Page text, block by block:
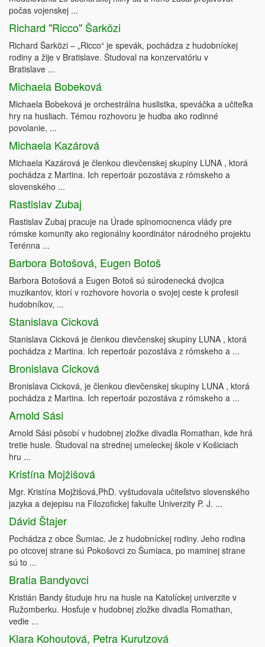
počas vojenskej ...
Richard "Ricco" Šarközi
Richard Šarközi – „Ricco“ je spevák, pochádza z hudobníckej
rodiny a žije v Bratislave. Študoval na konzervatóriu v
Bratislave ...
Michaela Bobeková
Michaela Bobeková je orchestrálna huslistka, speváčka a učiteľka
hry na husliach. Témou rozhovoru je hudba ako rodinné
povolanie, ...
Michaela Kazárová
Michaela Kazárová je členkou dievčenskej skupiny LUNA , ktorá
pochádza z Martina. Ich repertoár pozostáva z rómskeho a
slovenského ...
Rastislav Zubaj
Rastislav Zubaj pracuje na Úrade splnomocnenca vlády pre
rómske komunity ako regionálny koordinátor národného projektu
Terénna ...
Barbora Botošová, Eugen Botoš
Barbora Botošová a Eugen Botoš sú súrodenecká dvojica
muzikantov, ktorí v rozhovore hovoria o svojej ceste k profesii
hudobníkov, ...
Stanislava Cicková
Stanislava Cicková je členkou dievčenskej skupiny LUNA , ktorá
pochádza z Martina. Ich repertoár pozostáva z rómskeho a ...
Bronislava Cicková
Bronislava Cicková, je členkou dievčenskej skupiny LUNA , ktorá
pochádza z Martina. Ich repertoár pozostáva z rómskeho a ...
Arnold Sási
Arnold Sási pôsobí v hudobnej zložke divadla Romathan, kde hrá
tretie husle. Študoval na strednej umeleckej škole v Košiciach
hru ...
Kristína Mojžišová
Mgr. Kristína Mojžišová,PhD. vyštudovala učiteľstvo slovenského
jazyka a dejepisu na Filozofickej fakulte Univerzity P. J. ...
Dávid Štajer
Pochádza z obce Šumiac. Je z hudobníckej rodiny. Jeho rodina
po otcovej strane sú Pokošovci zo Šumiaca, po maminej strane
sú to ...
Bratia Bandyovci
Kristián Bandy študuje hru na husle na Katolíckej univerzite v
Ružomberku. Hosťuje v hudobnej zložke divadla Romathan,
vedie ...
Klara Kohoutová, Petra Kurutzová